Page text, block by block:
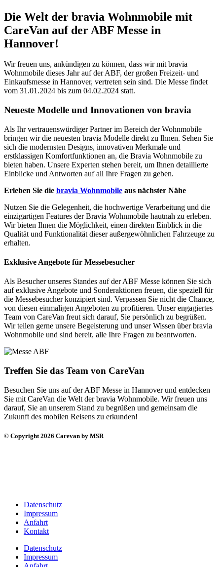
Die Welt der bravia Wohnmobile mit
CareVan auf der ABF Messe in
Hannover!
Wir freuen uns, ankündigen zu können, dass wir mit bravia
Wohnmobile dieses Jahr auf der ABF, der großen Freizeit- und
Einkaufsmesse in Hannover, vertreten sein sind. Die Messe findet
vom 31.01.2024 bis zum 04.02.2024 statt.
Neueste Modelle und Innovationen von bravia
Als Ihr vertrauenswürdiger Partner im Bereich der Wohnmobile
bringen wir die neuesten bravia Modelle direkt zu Ihnen. Sehen Sie
sich die modernsten Designs, innovativen Merkmale und
erstklassigen Komfortfunktionen an, die Bravia Wohnmobile zu
bieten haben. Unsere Experten stehen bereit, um Ihnen detaillierte
Einblicke und Antworten auf all Ihre Fragen zu geben.
Erleben Sie die bravia Wohnmobile aus nächster Nähe
Nutzen Sie die Gelegenheit, die hochwertige Verarbeitung und die
einzigartigen Features der Bravia Wohnmobile hautnah zu erleben.
Wir bieten Ihnen die Möglichkeit, einen direkten Einblick in die
Qualität und Funktionalität dieser außergewöhnlichen Fahrzeuge zu
erhalten.
Exklusive Angebote für Messebesucher
Als Besucher unseres Standes auf der ABF Messe können Sie sich
auf exklusive Angebote und Sonderaktionen freuen, die speziell für
die Messebesucher konzipiert sind. Verpassen Sie nicht die Chance,
von diesen einmaligen Angeboten zu profitieren. Unser engagiertes
Team von CareVan freut sich darauf, Sie persönlich zu begrüßen.
Wir teilen gerne unsere Begeisterung und unser Wissen über bravia
Wohnmobile und sind bereit, alle Ihre Fragen zu beantworten.
Treffen Sie das Team von CareVan
Besuchen Sie uns auf der ABF Messe in Hannover und entdecken
Sie mit CareVan die Welt der bravia Wohnmobile. Wir freuen uns
darauf, Sie an unserem Stand zu begrüßen und gemeinsam die
Zukunft des mobilen Reisens zu erkunden!
© Copyright 2026 Carevan by MSR
Datenschutz
Impressum
Anfahrt
Kontakt
Datenschutz
Impressum